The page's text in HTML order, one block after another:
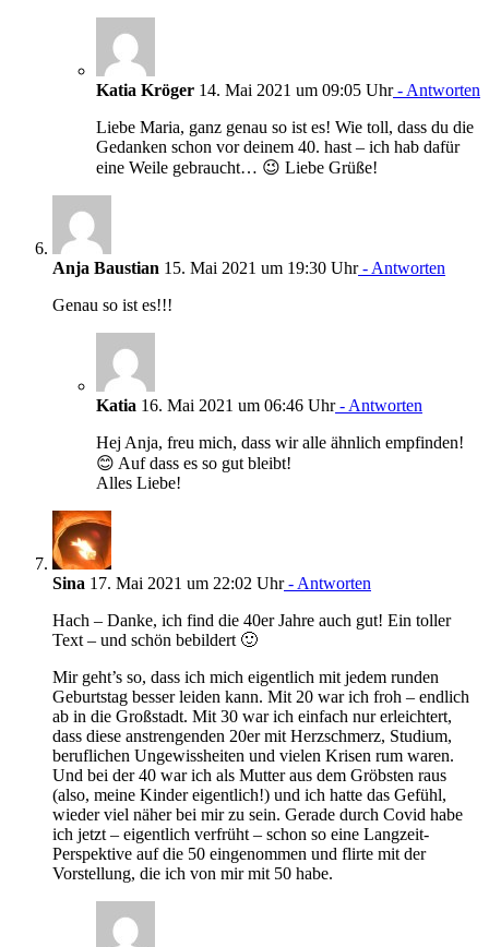
Katia Kröger 14. Mai 2021 um 09:05 Uhr- Antworten
Liebe Maria, ganz genau so ist es! Wie toll, dass du die
Gedanken schon vor deinem 40. hast – ich hab dafür
eine Weile gebraucht… 😉 Liebe Grüße!
Anja Baustian 15. Mai 2021 um 19:30 Uhr- Antworten
Genau so ist es!!!
Katia 16. Mai 2021 um 06:46 Uhr- Antworten
Hej Anja, freu mich, dass wir alle ähnlich empfinden!
😊 Auf dass es so gut bleibt!
Alles Liebe!
Sina 17. Mai 2021 um 22:02 Uhr- Antworten
Hach – Danke, ich find die 40er Jahre auch gut! Ein toller
Text – und schön bebildert 🙂
Mir geht’s so, dass ich mich eigentlich mit jedem runden
Geburtstag besser leiden kann. Mit 20 war ich froh – endlich
ab in die Großstadt. Mit 30 war ich einfach nur erleichtert,
dass diese anstrengenden 20er mit Herzschmerz, Studium,
beruflichen Ungewissheiten und vielen Krisen rum waren.
Und bei der 40 war ich als Mutter aus dem Gröbsten raus
(also, meine Kinder eigentlich!) und ich hatte das Gefühl,
wieder viel näher bei mir zu sein. Gerade durch Covid habe
ich jetzt – eigentlich verfrüht – schon so eine Langzeit-
Perspektive auf die 50 eingenommen und flirte mit der
Vorstellung, die ich von mir mit 50 habe.